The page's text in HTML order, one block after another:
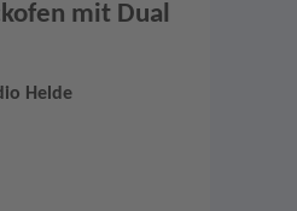
mit Dual
Helde